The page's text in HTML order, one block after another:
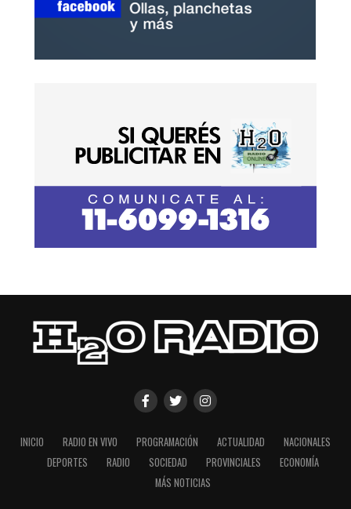
INICIO RADIO EN VIVO PROGRAMACIÓN ACTUALIDAD
NACIONALES
DEPORTES
RADIO SOCIEDAD PROVINCIALES
ECONOMÍA
MÁS NOTICIAS